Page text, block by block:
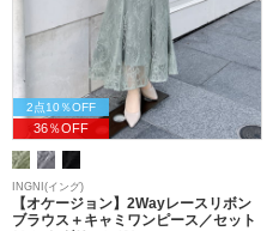
2点10％OFF
36％OFF
INGNI(イング)
【オケージョン】2Wayレースリボン
ブラウス＋キャミワンピース／セット